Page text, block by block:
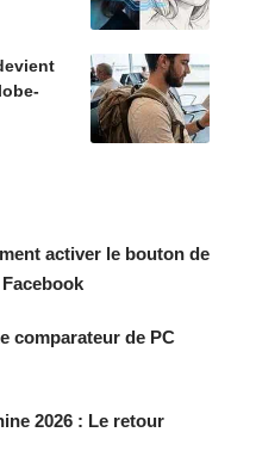
activer le bouton de
comparateur de PC
2026 : Le retour